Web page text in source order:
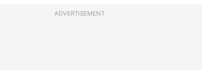
ADVERTISEMENT